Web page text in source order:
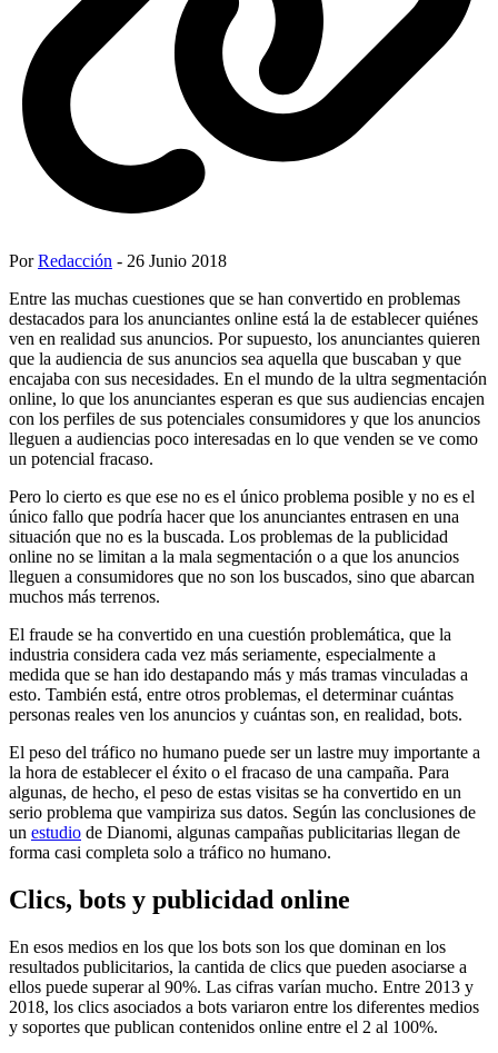
PorRedacción - 26 Junio 2018
Entre las muchas cuestiones que se han convertido en problemas
destacados para los anunciantes online está la de establecer quiénes
ven en realidad sus anuncios. Por supuesto, los anunciantes quieren
que la audiencia de sus anuncios sea aquella que buscaban y que
encajaba con sus necesidades. En el mundo de la ultra segmentación
online, lo que los anunciantes esperan es que sus audiencias encajen
con los perfiles de sus potenciales consumidores y que los anuncios
lleguen a audiencias poco interesadas en lo que venden se ve como
un potencial fracaso.
Pero lo cierto es que ese no es el único problema posible y no es el
único fallo que podría hacer que los anunciantes entrasen en una
situación que no es la buscada. Los problemas de la publicidad
online no se limitan a la mala segmentación o a que los anuncios
lleguen a consumidores que no son los buscados, sino que abarcan
muchos más terrenos.
El fraude se ha convertido en una cuestión problemática, que la
industria considera cada vez más seriamente, especialmente a
medida que se han ido destapando más y más tramas vinculadas a
esto. También está, entre otros problemas, el determinar cuántas
personas reales ven los anuncios y cuántas son, en realidad, bots.
El peso del tráfico no humano puede ser un lastre muy importante a
la hora de establecer el éxito o el fracaso de una campaña. Para
algunas, de hecho, el peso de estas visitas se ha convertido en un
serio problema que vampiriza sus datos. Según las conclusiones de
un estudio de Dianomi, algunas campañas publicitarias llegan de
forma casi completa solo a tráfico no humano.
Clics, bots y publicidad online
En esos medios en los que los bots son los que dominan en los
resultados publicitarios, la cantida de clics que pueden asociarse a
ellos puede superar al 90%. Las cifras varían mucho. Entre 2013 y
2018, los clics asociados a bots variaron entre los diferentes medios
y soportes que publican contenidos online entre el 2 al 100%.